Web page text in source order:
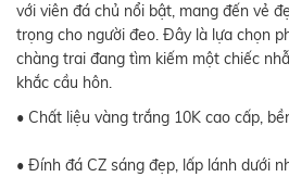
với viên đá chủ nổi bật, mang đến vẻ
trọng cho người đeo. Đây là lựa chọn
chàng trai đang tìm kiếm một chiếc
khắc cầu hôn.
• Chất liệu vàng trắng 10K cao cấp,
• Đính đá CZ sáng đẹp, lấp lánh dưới